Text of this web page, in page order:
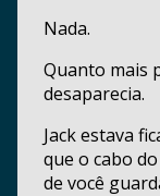
Nada.
Quanto mais
desaparecia.
Jack estava
que o cabo
de você